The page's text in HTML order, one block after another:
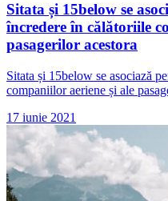
Sitata și 15below se
încredere în călătoriile
pasagerilor acestora
Sitata și 15below se asociază
companiilor aeriene și ale
17 iunie 2021